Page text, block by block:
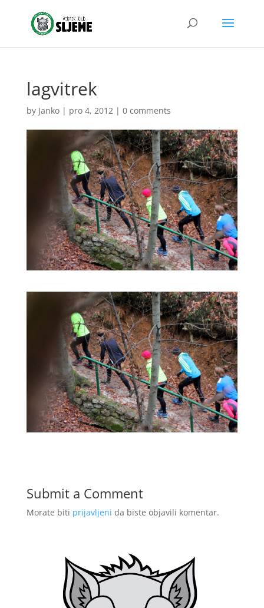
lagvitrek
by Janko| pro 4, 2012| 0 comments
Submit a Comment
Morate biti prijavljeni da biste objavili komentar.